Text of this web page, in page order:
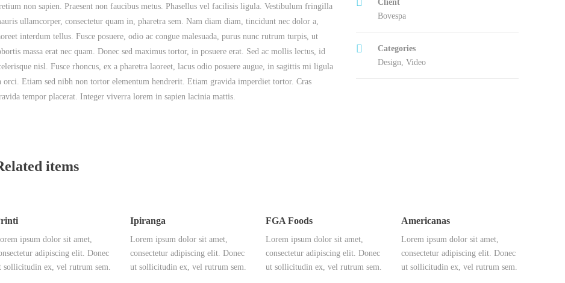
non sapien. Praesent non faucibus metus. Phasellus vel facilisis ligula. Vestibulum fringilla
ullamcorper, consectetur quam in, pharetra sem. Nam diam diam, tincidunt nec dolor a,
interdum tellus. Fusce posuere, odio ac congue malesuada, purus nunc rutrum turpis, ut
massa erat nec quam. Donec sed maximus tortor, in posuere erat. Sed ac mollis lectus, id
nisl. Fusce rhoncus, ex a pharetra laoreet, lacus odio posuere augue, in sagittis mi ligula
orci. Etiam sed nibh non tortor elementum hendrerit. Etiam gravida imperdiet tortor. Cras
tempor placerat. Integer viverra lorem in sapien lacinia mattis.
Client
Bovespa
Categories
Design ,Video
items
ipsum dolor sit amet,
adipiscing elit. Donec
sollicitudin ex, vel rutrum sem.
Ipiranga
Lorem ipsum dolor sit amet,
consectetur adipiscing elit. Donec
ut sollicitudin ex, vel rutrum sem.
FGA Foods
Lorem ipsum dolor sit amet,
consectetur adipiscing elit. Donec
ut sollicitudin ex, vel rutrum sem.
Americanas
Lorem ipsum dolor sit amet,
consectetur adipiscing elit. Donec
ut sollicitudin ex, vel rutrum sem.